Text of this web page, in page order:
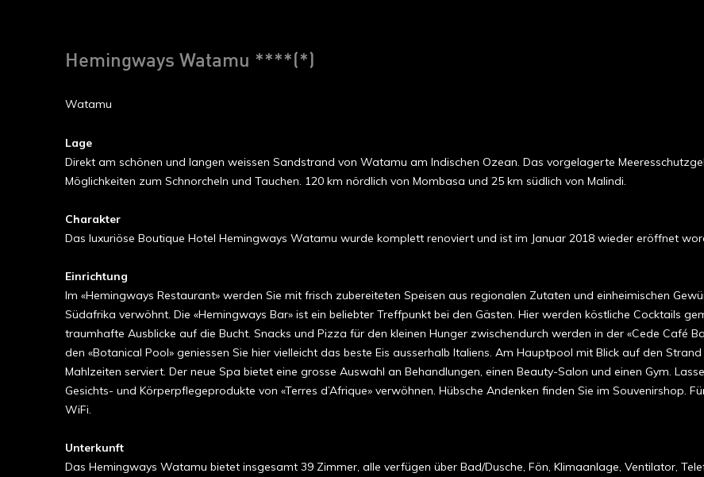
Hemingways Watamu ****(*)
Watamu
Lage
Direkt am schönen und langen weissen Sandstrand von Watamu am Indischen Ozean. Das vorgelagerte
Möglichkeiten zum Schnorcheln und Tauchen. 120 km nördlich von Mombasa und 25 km südlich von Malindi.
Charakter
Das luxuriöse Boutique Hotel Hemingways Watamu wurde komplett renoviert und ist im Januar 2018 wieder eröffnet
Einrichtung
Im «Hemingways Restaurant» werden Sie mit frisch zubereiteten Speisen aus regionalen Zutaten und einheimischen
Südafrika verwöhnt. Die «Hemingways Bar» ist ein beliebter Treffpunkt bei den Gästen. Hier werden köstliche Cocktails
traumhafte Ausblicke auf die Bucht. Snacks und Pizza für den kleinen Hunger zwischendurch werden in der «Cede Café
den «Botanical Pool» geniessen Sie hier vielleicht das beste Eis ausserhalb Italiens. Am Hauptpool mit Blick auf den
Mahlzeiten serviert. Der neue Spa bietet eine grosse Auswahl an Behandlungen, einen Beauty-Salon und einen Gym.
Gesichts- und Körperpflegeprodukte von «Terres d’Afrique» verwöhnen. Hübsche Andenken finden Sie im Souvenirshop.
WiFi.
Unterkunft
Das Hemingways Watamu bietet insgesamt 39 Zimmer, alle verfügen über Bad/Dusche, Fön, Klimaanlage, Ventilator,